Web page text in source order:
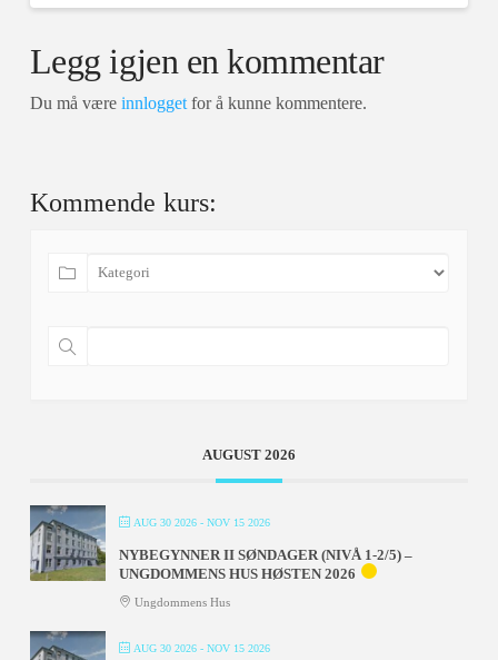
Legg igjen en kommentar
Du må være innloggetfor å kunne kommentere.
Kommende kurs:
AUGUST 2026
AUG 30 2026- NOV 15 2026
NYBEGYNNER II SØNDAGER (NIVÅ 1-2/5) –
UNGDOMMENS HUS HØSTEN 2026
Ungdommens Hus
AUG 30 2026- NOV 15 2026